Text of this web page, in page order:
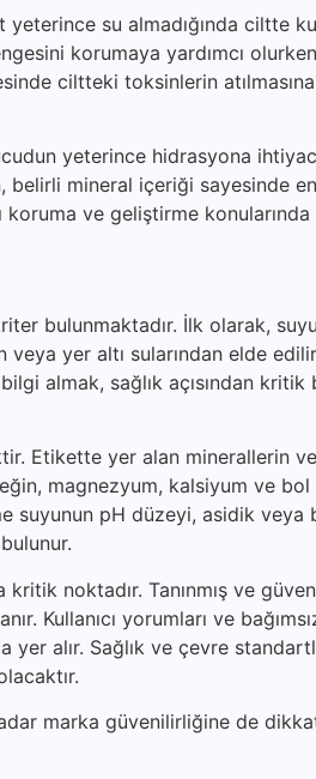
yeterince su almadığında ciltte
korumaya yardımcı
ciltteki toksinlerin
yeterince hidrasyona
belirli mineral içeriği sayesinde
ve geliştirme
bulunmaktadır. İlk olarak,
yer altı sularından elde
almak, sağlık açısından kritik
Etikette yer alan minerallerin
magnezyum, kalsiyum ve
suyunun pH düzeyi, asidik
noktadır. Tanınmış ve
Kullanıcı yorumları ve
alır. Sağlık ve çevre
marka güvenilirliğine de dikkat